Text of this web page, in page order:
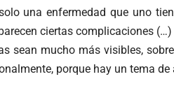
una enfermedad que uno
ciertas complicaciones
sean mucho más visibles,
porque hay un tema